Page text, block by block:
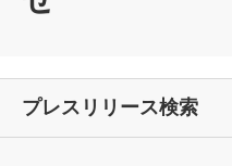
プレスリリース検索